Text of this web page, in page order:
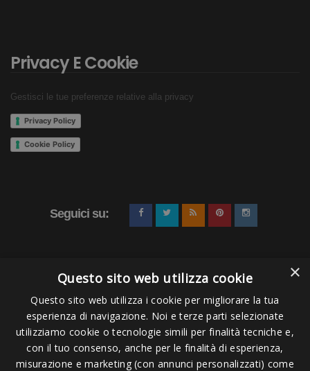
Privacy E Cookie
Gestisci le tue preferenze relative alla privacy
Privacy Policy
Cookie Policy
Seguici su:
Pagamenti Accettati
×
Questo sito web utilizza cookie
Questo sito web utilizza i cookie per migliorare la tua
esperienza di navigazione. Noi e terze parti selezionate
utilizziamo cookie o tecnologie simili per finalità tecniche e,
con il tuo consenso, anche per le finalità di esperienza,
misurazione e marketing (con annunci personalizzati) come